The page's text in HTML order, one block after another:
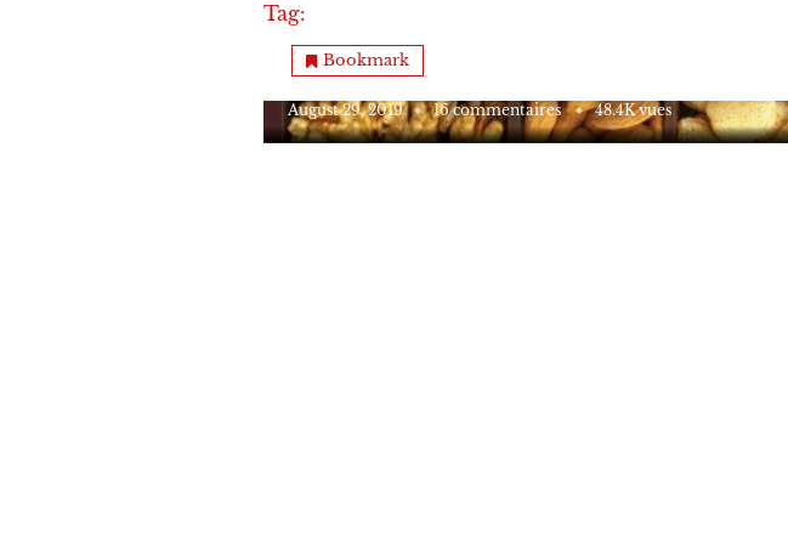
Tag:
Bookmark
Mon Bien-Être
les oléagineux meilleurs compléments alimentaires.
August 29, 2019 16 commentaires 48.4K vues